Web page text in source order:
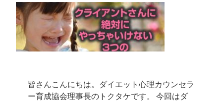
皆さんこんにちは。ダイエット心理カウンセラ
ー育成協会理事長のトクタケです。 今回はダ